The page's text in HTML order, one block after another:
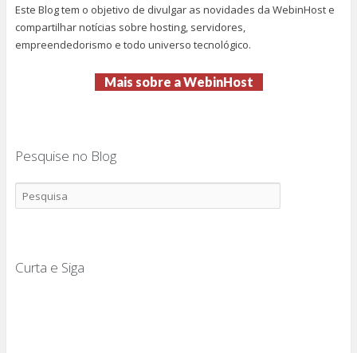
Este Blog tem o objetivo de divulgar as novidades da WebinHost e
compartilhar notícias sobre hosting, servidores,
empreendedorismo e todo universo tecnológico.
Mais sobre a WebinHost
Pesquise no Blog
Curta e Siga